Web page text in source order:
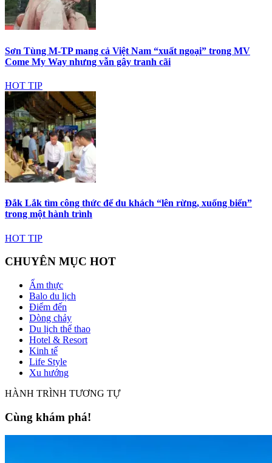
Sơn Tùng M-TP mang cả Việt Nam “xuất ngoại” trong MV
Come My Way nhưng vẫn gây tranh cãi
HOT TIP
Đắk Lắk tìm công thức để du khách “lên rừng, xuống biển”
trong một hành trình
HOT TIP
CHUYÊN MỤC HOT
Ẩm thực
Balo du lịch
Điểm đến
Dòng chảy
Du lịch thể thao
Hotel & Resort
Kinh tế
Life Style
Xu hướng
HÀNH TRÌNH TƯƠNG TỰ
Cùng khám phá!